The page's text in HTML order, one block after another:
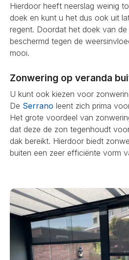
Hierdoor heeft neerslag weinig
doek en kunt u het dus ook uit
regent. Doordat het doek van de
beschermd tegen de
mooi.
Zonwering op veranda
U kunt ook kiezen voor
De Serrano leent zich prima
Het grote voordeel van
dat deze de zon tegenhoudt
dak bereikt. Hierdoor biedt
buiten een zeer efficiënte vorm